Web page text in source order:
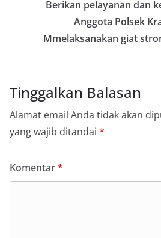
Berikan pelayanan dan
Anggota Polsek
Mmelaksanakan giat
Tinggalkan Balasan
Alamat email Anda tidak akan
yang wajib ditandai *
Komentar*